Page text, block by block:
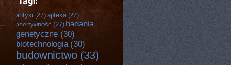
antyki (27) apteka(27)
asertywność (27) badania
genetyczne (30)
biotechnologia(30)
budownictwo (33)